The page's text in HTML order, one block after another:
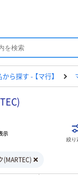
ら探す - 【マ行】
示
絞り
(MARTEC)